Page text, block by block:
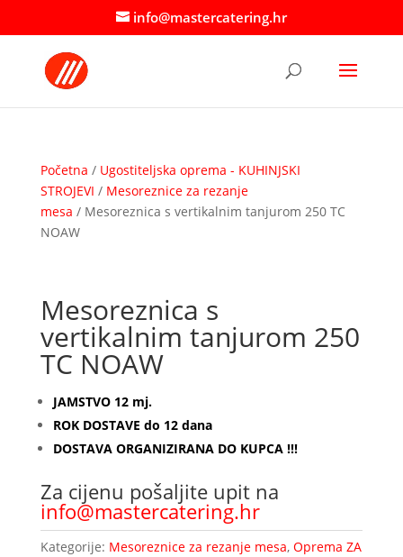
info@mastercatering.hr
Početna / Ugostiteljska oprema - KUHINJSKI
STROJEVI / Mesoreznice za rezanje
mesa / Mesoreznica s vertikalnim tanjurom 250 TC
NOAW
Mesoreznica s
vertikalnim tanjurom 250
TC NOAW
JAMSTVO 12 mj.
ROK DOSTAVE do 12 dana
DOSTAVA ORGANIZIRANA DO KUPCA !!!
Za cijenu pošaljite upit na
info@mastercatering.hr
Kategorije: Mesoreznice za rezanje mesa, Oprema ZA